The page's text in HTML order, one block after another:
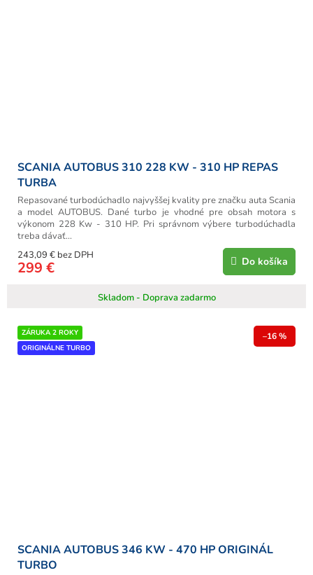
SCANIA AUTOBUS 310 228 KW - 310 HP REPAS
TURBA
Skladom - Doprava zadarmo
243,09 € bez DPH
299 € Do košíka
Repasované turbodúchadlo najvyššej kvality pre značku auta Scania
a model AUTOBUS. Dané turbo je vhodné pre obsah motora s
výkonom 228 Kw - 310 HP. Pri správnom výbere turbodúchadla
treba dávať...
ZÁRUKA 2 ROKY
ORIGINÁLNE TURBO
–16 %
SCANIA AUTOBUS 346 KW - 470 HP ORIGINÁL
TURBO